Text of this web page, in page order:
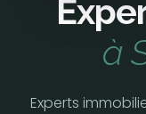
à
Experts